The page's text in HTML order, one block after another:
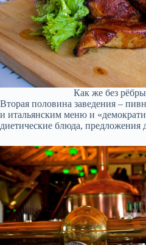
Как же без
Вторая половина заведения –
и итальянским меню и
диетические блюда, предложения